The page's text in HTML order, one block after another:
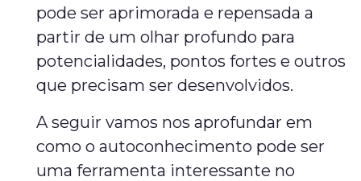
pode ser aprimorada e repensada a
partir de um olhar profundo para
potencialidades, pontos fortes e outros
que precisam ser desenvolvidos.
A seguir vamos nos aprofundar em
como o autoconhecimento pode ser
uma ferramenta interessante no